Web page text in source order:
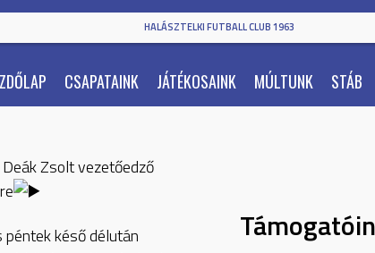
HALÁSZTELKI FUTBALL CLUB 1963
CSAPATAINK JÁTÉKOSAINK MÚLTUNK STÁB
Zsolt vezetőedző
késő délután